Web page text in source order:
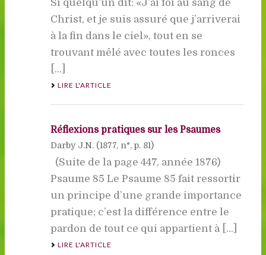
Si quelqu’un dit: «J’ai foi au sang de
Christ, et je suis assuré que j’arriverai
à la fin dans le ciel», tout en se
trouvant mêlé avec toutes les ronces
[...]
LIRE L'ARTICLE
Réflexions pratiques sur les Psaumes
Darby J.N. (1877, n°, p. 81)
(Suite de la page 447, année 1876)
Psaume 85 Le Psaume 85 fait ressortir
un principe d’une grande importance
pratique; c’est la différence entre le
pardon de tout ce qui appartient à [...]
LIRE L'ARTICLE